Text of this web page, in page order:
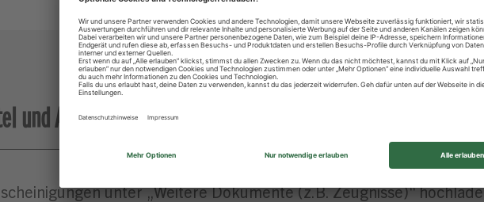
und Arbeitserlaubnis
unter „Weitere Dokumente (z.B. Zeugnisse)“